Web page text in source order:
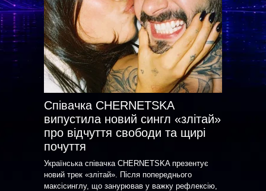
Співачка CHERNETSKA
випустила новий сингл «злітай»
про відчуття свободи та щирі
почуття
Українська співачка CHERNETSKA презентує
новий трек «злітай». Після попереднього
максісинглу, що занурював у важку рефлексію,